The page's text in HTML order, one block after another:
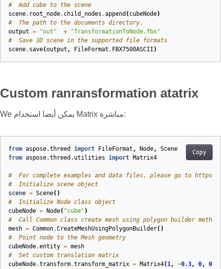
#  Add cube to the scene
scene. root_node. child_nodes .append ( cubeNode)
#  The path to the documents directory.
output = "out" +
"TransformationToNode.fbx"
#  Save 3D scene in the supported file formats
scene. save(output , FileFormat . FBX7500ASCII )
Custom ranransformation atatrix
We يمكن أيضا استخدام Matrix مباشرة:
Copy
from aspose.threed import FileFormat , Node,
Scene
from aspose.threed.utilities import Matrix4
#  For complete examples and data files, please go to https:#
#  Initialize scene object
scene = Scene()
#  Initialize Node class object
cubeNode = Node( "cube" )
#  Call Common class create mesh using polygon builder
mesh = Common.CreateMeshUsingPolygonBuilder()
#  Point node to the Mesh geometry
cubeNode.entity = mesh
#  Set custom translation matrix
cubeNode.transform.transform_matrix = Matrix4( 1, -0.3, 0, 0